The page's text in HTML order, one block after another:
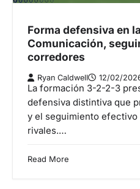
Forma defensiva en
Comunicación,
corredores
Ryan Caldwell 12/02/
La formación 3-2-2-3
defensiva distintiva que
y el seguimiento
rivales.…
Read More